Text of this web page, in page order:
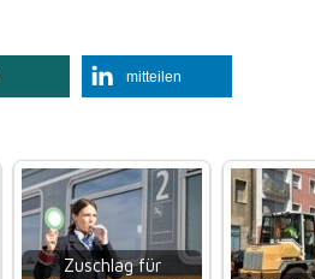
mitteilen
Zuschlag für